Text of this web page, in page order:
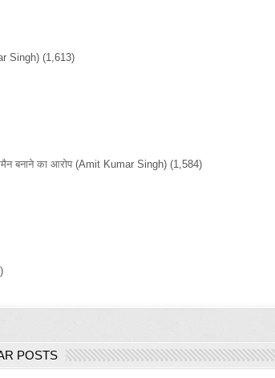
Singh) (1,613)
बनाने का आरोप (Amit Kumar Singh) (1,584)
POSTS